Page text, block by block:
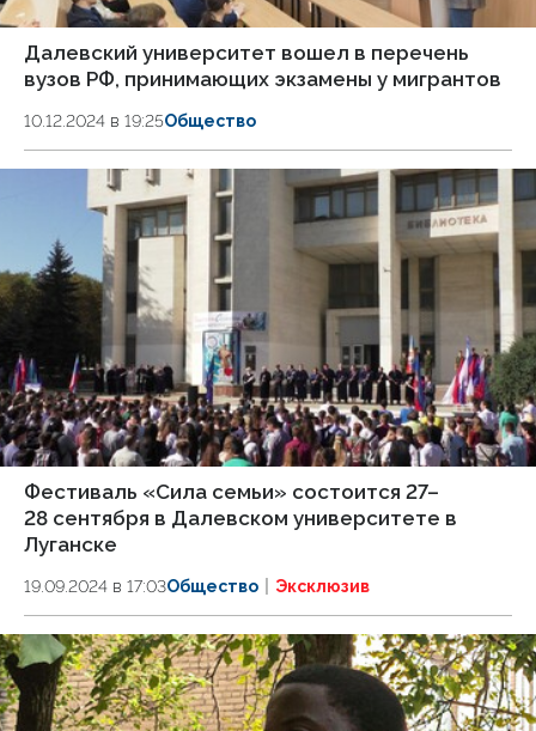
Далевский университет вошел в перечень
вузов РФ, принимающих экзамены у мигрантов
10.12.2024 в 19:25Общество
Фестиваль «Сила семьи» состоится 27–
28 сентября в Далевском университете в
Луганске
19.09.2024 в 17:03Общество Эксклюзив